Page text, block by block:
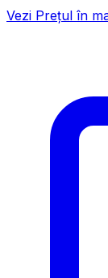
Vezi Prețul în